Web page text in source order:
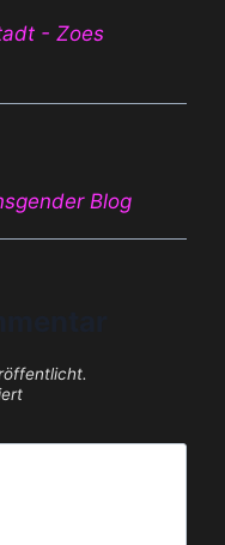
- Zoes
Blog